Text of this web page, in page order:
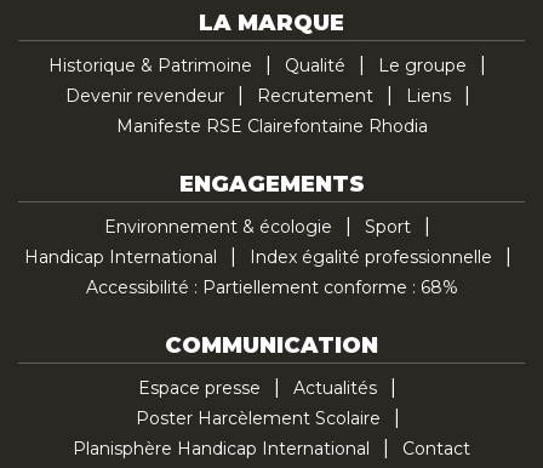
LA MARQUE
Historique & Patrimoine Qualité
Le groupe
Devenir revendeur
Recrutement
Liens
Manifeste RSE Clairefontaine Rhodia
ENGAGEMENTS
Environnement & écologie
Sport
Handicap International
Index égalité professionnelle
Accessibilité : Partiellement conforme : 68%
COMMUNICATION
Espace presse
Actualités
Poster Harcèlement Scolaire
Planisphère Handicap International
Contact